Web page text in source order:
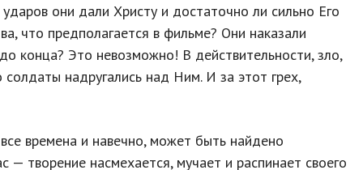
они дали Христу и достаточно ли сильно Его
что предполагается в фильме? Они наказали
конца? Это невозможно! В действительности, зло,
надругались над Ним. И за этот грех,
времена и навечно, может быть найдено
творение насмехается, мучает и распинает своего